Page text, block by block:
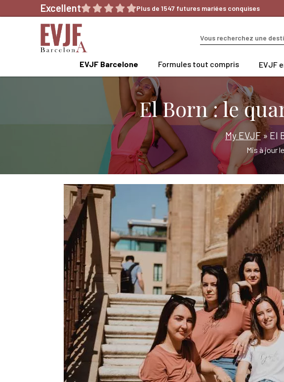
Excellent Plus de 1547 futures mariées conquises
EVJF Barcelone Formules tout compris EVJF
El Born : le
My EVJF»El
Mis à jour